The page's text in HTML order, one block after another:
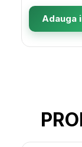
Adauga